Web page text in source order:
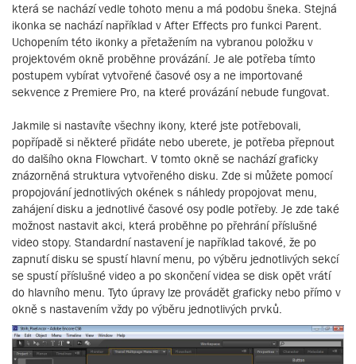
která se nachází vedle tohoto menu a má podobu šneka. Stejná
ikonka se nachází například v After Effects pro funkci Parent.
Uchopením této ikonky a přetažením na vybranou položku v
projektovém okně proběhne provázání. Je ale potřeba tímto
postupem vybírat vytvořené časové osy a ne importované
sekvence z Premiere Pro, na které provázání nebude fungovat.
Jakmile si nastavíte všechny ikony, které jste potřebovali,
popřípadě si některé přidáte nebo uberete, je potřeba přepnout
do dalšího okna Flowchart. V tomto okně se nachází graficky
znázorněná struktura vytvořeného disku. Zde si můžete pomocí
propojování jednotlivých okének s náhledy propojovat menu,
zahájení disku a jednotlivé časové osy podle potřeby. Je zde také
možnost nastavit akci, která proběhne po přehrání příslušné
video stopy. Standardní nastavení je například takové, že po
zapnutí disku se spustí hlavní menu, po výběru jednotlivých sekcí
se spustí příslušné video a po skončení videa se disk opět vrátí
do hlavního menu. Tyto úpravy lze provádět graficky nebo přímo v
okně s nastavením vždy po výběru jednotlivých prvků.